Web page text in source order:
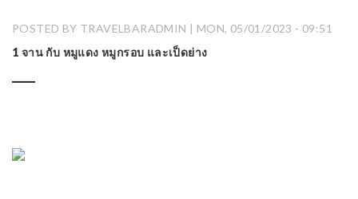
POSTED BY TRAVELBARADMIN | MON, 05/01/2023 - 09:51
1 จาน กับ หมูแดง หมูกรอบ และเป็ดย่าง